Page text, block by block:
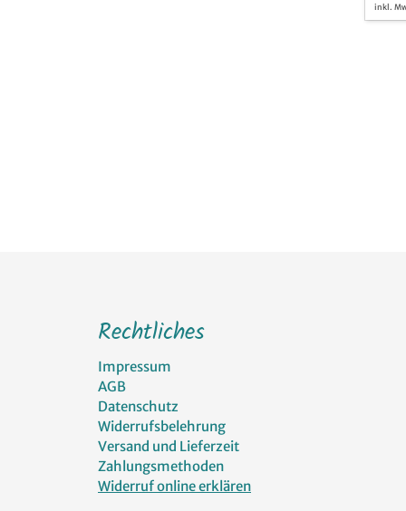
inkl.
Rechtliches
Impressum
AGB
Datenschutz
Widerrufsbelehrung
Versand und Lieferzeit
Zahlungsmethoden
Widerruf online erklären